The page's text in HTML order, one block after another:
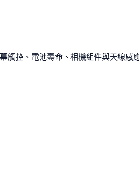
控、電池壽命、相機組件與天線感